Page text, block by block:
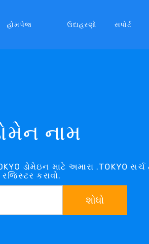
હોમપેજ ઉદાહરણો સપોર્ટ
નામ
ડોમેઇન માટે અમારા .TOKYO
કરાવો.
શોધો